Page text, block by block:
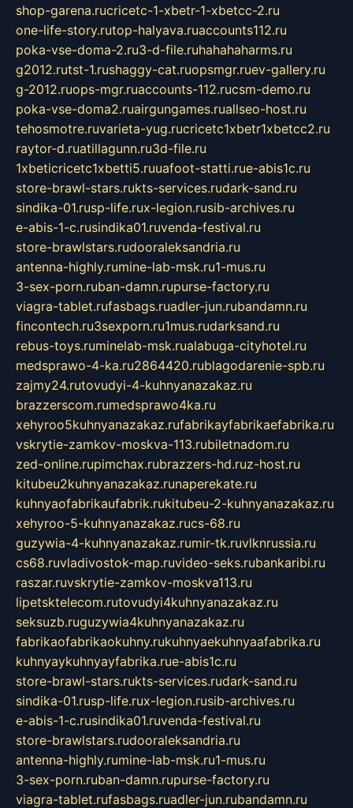
shop-garena.rucricetc-1-xbetr-1-xbetcc-2.ru
one-life-story.rutop-halyava.ruaccounts112.ru
poka-vse-doma-2.ru3-d-file.ruhahahaharms.ru
g2012.rutst-1.rushaggy-cat.ruopsmgr.ruev-gallery.ru
g-2012.ruops-mgr.ruaccounts-112.rucsm-demo.ru
poka-vse-doma2.ruairgungames.ruallseo-host.ru
tehosmotre.ruvarieta-yug.rucricetc1xbetr1xbetcc2.ru
raytor-d.ruatillagunn.ru3d-file.ru
1xbeticricetc1xbetti5.ruuafoot-statti.rue-abis1c.ru
store-brawl-stars.rukts-services.rudark-sand.ru
sindika-01.rusp-life.rux-legion.rusib-archives.ru
e-abis-1-c.rusindika01.ruvenda-festival.ru
store-brawlstars.rudooraleksandria.ru
antenna-highly.rumine-lab-msk.ru1-mus.ru
3-sex-porn.ruban-damn.rupurse-factory.ru
viagra-tablet.rufasbags.ruadler-jun.rubandamn.ru
fincontech.ru3sexporn.ru1mus.rudarksand.ru
rebus-toys.ruminelab-msk.rualabuga-cityhotel.ru
medsprawo-4-ka.ru2864420.rublagodarenie-spb.ru
zajmy24.rutovudyi-4-kuhnyanazakaz.ru
brazzerscom.rumedsprawo4ka.ru
xehyroo5kuhnyanazakaz.rufabrikayfabrikaefabrika.ru
vskrytie-zamkov-moskva-113.rubiletnadom.ru
zed-online.rupimchax.rubrazzers-hd.ruz-host.ru
kitubeu2kuhnyanazakaz.runaperekate.ru
kuhnyaofabrikaufabrik.rukitubeu-2-kuhnyanazakaz.ru
xehyroo-5-kuhnyanazakaz.rucs-68.ru
guzywia-4-kuhnyanazakaz.rumir-tk.ruvlknrussia.ru
cs68.ruvladivostok-map.ruvideo-seks.rubankaribi.ru
raszar.ruvskrytie-zamkov-moskva113.ru
lipetsktelecom.rutovudyi4kuhnyanazakaz.ru
seksuzb.ruguzywia4kuhnyanazakaz.ru
fabrikaofabrikaokuhny.rukuhnyaekuhnyaafabrika.ru
kuhnyaykuhnyayfabrika.rue-abis1c.ru
store-brawl-stars.rukts-services.rudark-sand.ru
sindika-01.rusp-life.rux-legion.rusib-archives.ru
e-abis-1-c.rusindika01.ruvenda-festival.ru
store-brawlstars.rudooraleksandria.ru
antenna-highly.rumine-lab-msk.ru1-mus.ru
3-sex-porn.ruban-damn.rupurse-factory.ru
viagra-tablet.rufasbags.ruadler-jun.rubandamn.ru